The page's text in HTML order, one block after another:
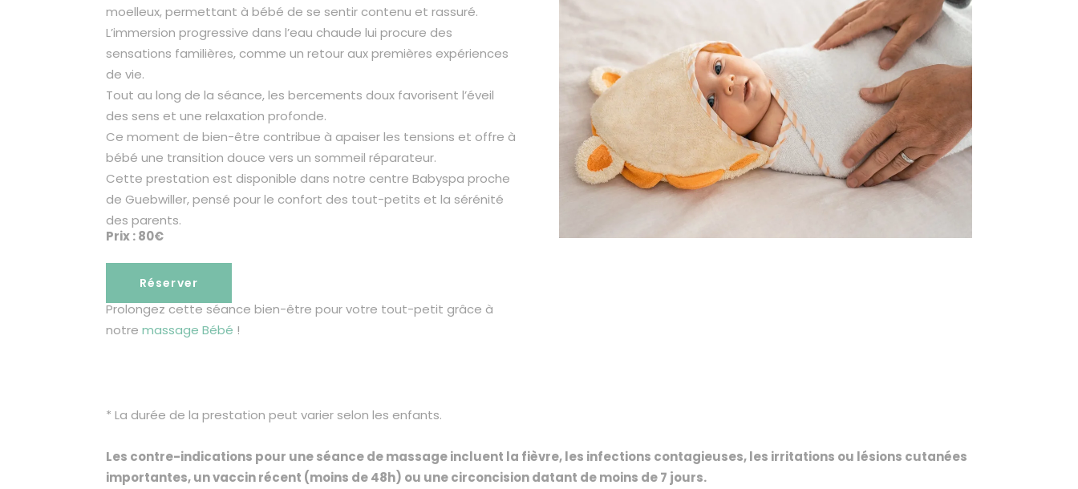
moelleux, permettant à bébé de se sentir contenu et rassuré.
L’immersion progressive dans l’eau chaude lui procure des
sensations familières, comme un retour aux premières expériences
de vie.
Tout au long de la séance, les bercements doux favorisent l’éveil
des sens et une relaxation profonde.
Ce moment de bien-être contribue à apaiser les tensions et offre à
bébé une transition douce vers un sommeil réparateur.
Cette prestation est disponible dans notre centre Babyspa proche
de Guebwiller, pensé pour le confort des tout-petits et la sérénité
des parents.
Prix : 80€
Réserver
Prolongez cette séance bien-être pour votre tout-petit grâce à
notre massage Bébé !
* La durée de la prestation peut varier selon les enfants.
Les contre-indications pour une séance de massage incluent la fièvre, les infections contagieuses, les irritations ou lésions cutanées
importantes, un vaccin récent (moins de 48h) ou une circoncision datant de moins de 7 jours.